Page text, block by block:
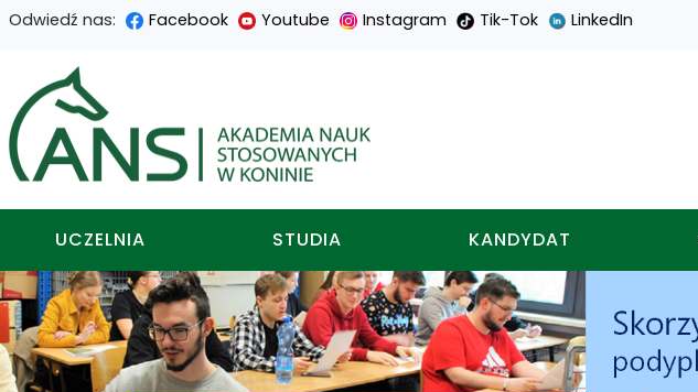
Przejdź
do
treści
głównej
Przejdź
do
menu
nawigacyjnego
Przejdź
do
wyszukiwarki
Przejdź
do
mapy
strony
Odwiedź nas: Facebook Youtube Instagram Tik-Tok LinkedIn
Akademia nauk stosowanych w
UCZELNIA STUDIA KANDYDAT